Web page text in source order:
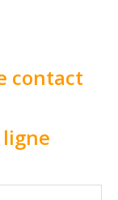
contact